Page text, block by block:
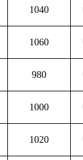
1040
1060
980
1000
1020